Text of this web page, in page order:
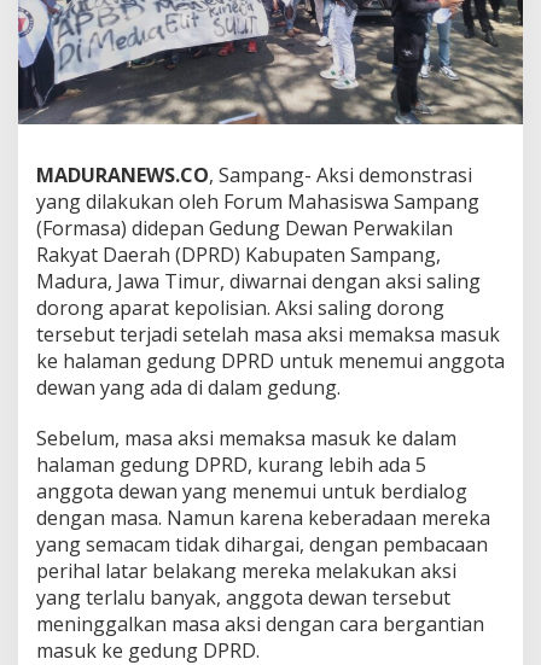
MADURANEWS.CO, Sampang- Aksi demonstrasi
yang dilakukan oleh Forum Mahasiswa Sampang
(Formasa) didepan Gedung Dewan Perwakilan
Rakyat Daerah (DPRD) Kabupaten Sampang,
Madura, Jawa Timur, diwarnai dengan aksi saling
dorong aparat kepolisian. Aksi saling dorong
tersebut terjadi setelah masa aksi memaksa masuk
ke halaman gedung DPRD untuk menemui anggota
dewan yang ada di dalam gedung.
Sebelum, masa aksi memaksa masuk ke dalam
halaman gedung DPRD, kurang lebih ada 5
anggota dewan yang menemui untuk berdialog
dengan masa. Namun karena keberadaan mereka
yang semacam tidak dihargai, dengan pembacaan
perihal latar belakang mereka melakukan aksi
yang terlalu banyak, anggota dewan tersebut
meninggalkan masa aksi dengan cara bergantian
masuk ke gedung DPRD.